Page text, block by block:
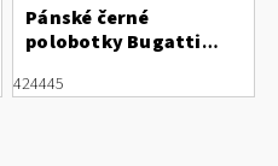
Pánské černé
polobotky Bugatti
A0503-4000
424445